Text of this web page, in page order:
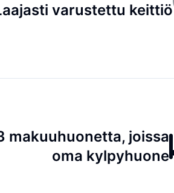
varustettu keittiö
makuuhuonetta, joissa
oma kylpyhuone